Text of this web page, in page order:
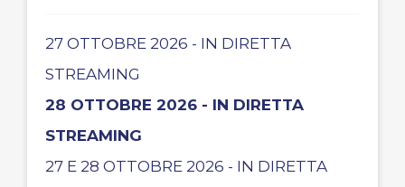
27 OTTOBRE 2026 - IN DIRETTA
STREAMING
28 OTTOBRE 2026 - IN DIRETTA
STREAMING
27 E 28 OTTOBRE 2026 - IN DIRETTA